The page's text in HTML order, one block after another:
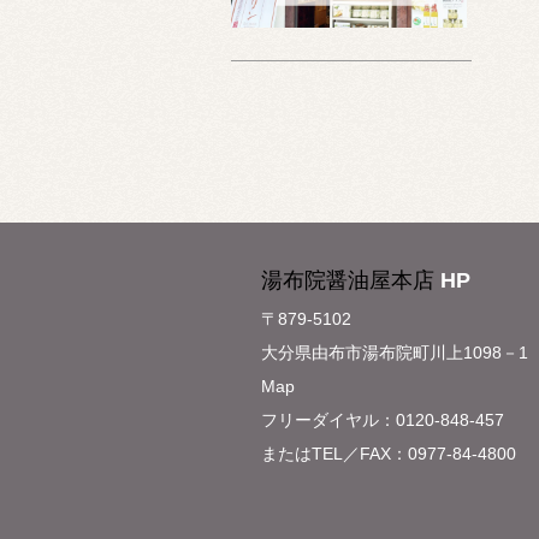
湯布院醤油屋本店 HP
〒879-5102
大分県由布市湯布院町川上1098－1
Map
フリーダイヤル：0120-848-457
またはTEL／FAX：0977-84-4800